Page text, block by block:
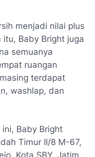
menjadi nilai plus
Baby Bright juga
semuanya
ruangan
terdapat
washlap, dan
Baby Bright
Timur II/8 M-67,
Kota SBY, Jatim